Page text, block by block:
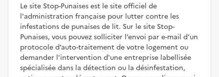
Le site Stop-Punaises est le site officiel de
l'administration française pour lutter contre les
infestations de punaises de lit. Sur le site Stop-
Punaises, vous pouvez solliciter l’envoi par e-mail d’un
protocole d’auto-traitement de votre logement ou
demander l'intervention d'une entreprise labellisée
spécialisée dans la détection ou la désinfestation,